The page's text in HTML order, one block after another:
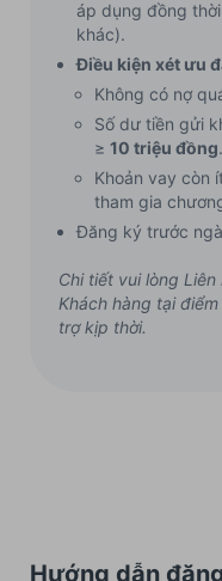
áp dụng đồng
khác).
Điều kiện xét ưu
Không có nợ
Số dư tiền gửi
≥ 10 triệu đồng.
Khoản vay còn
tham gia
Đăng ký trước
Chi tiết vui lòng
Khách hàng tại
trợ kịp thời.
Hướng dẫn